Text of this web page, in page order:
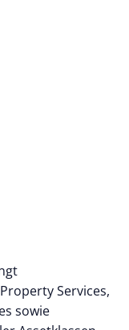
Services,
sowie